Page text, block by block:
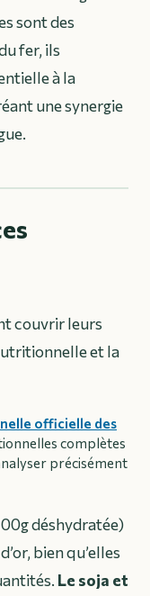
sont des
fer, ils
à la
une synergie
couvrir leurs
et la
officielle des
complètes
précisément
déshydratée)
bien qu’elles
Le soja et